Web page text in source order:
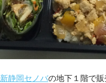
新静岡セノバの地下１階で